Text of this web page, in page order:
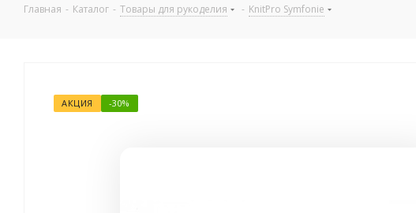
Главная - Каталог - Товары для рукоделия - KnitPro Symfonie
АКЦИЯ -30%